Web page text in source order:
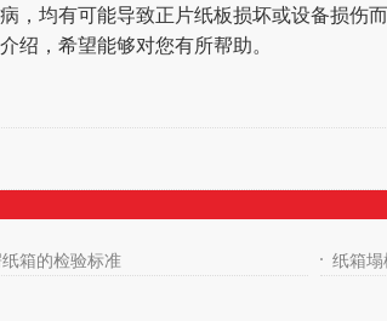
，均有可能导致正片纸板损坏或设备损伤
，希望能够对您有所帮助。
箱的检验标准 纸箱